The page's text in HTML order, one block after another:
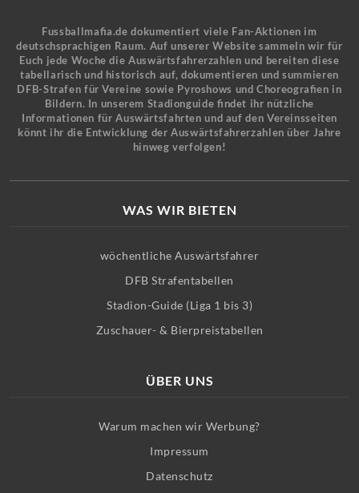
Fussballmafia.de dokumentiert viele Fan-Aktionen im
deutschsprachigen Raum. Auf unserer Website sammeln wir für
Euch jede Woche die Auswärtsfahrerzahlen und bereiten diese
tabellarisch und historisch auf, dokumentieren und summieren
DFB-Strafen für Vereine sowie Pyroshows und Choreografien in
Bildern. In unserem Stadionguide findet ihr nützliche
Informationen für Auswärtsfahrten und auf den Vereinsseiten
könnt ihr die Entwicklung der Auswärtsfahrerzahlen über Jahre
hinweg verfolgen!
WAS WIR BIETEN
wöchentliche Auswärtsfahrer
DFB Strafentabellen
Stadion-Guide (Liga 1 bis 3)
Zuschauer- & Bierpreistabellen
ÜBER UNS
Warum machen wir Werbung?
Impressum
Datenschutz